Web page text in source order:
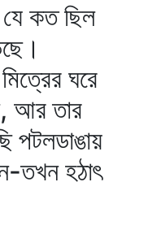
কত ছিল
ঘরে
আর তার
পটলডাঙায়
তখন হঠাৎ